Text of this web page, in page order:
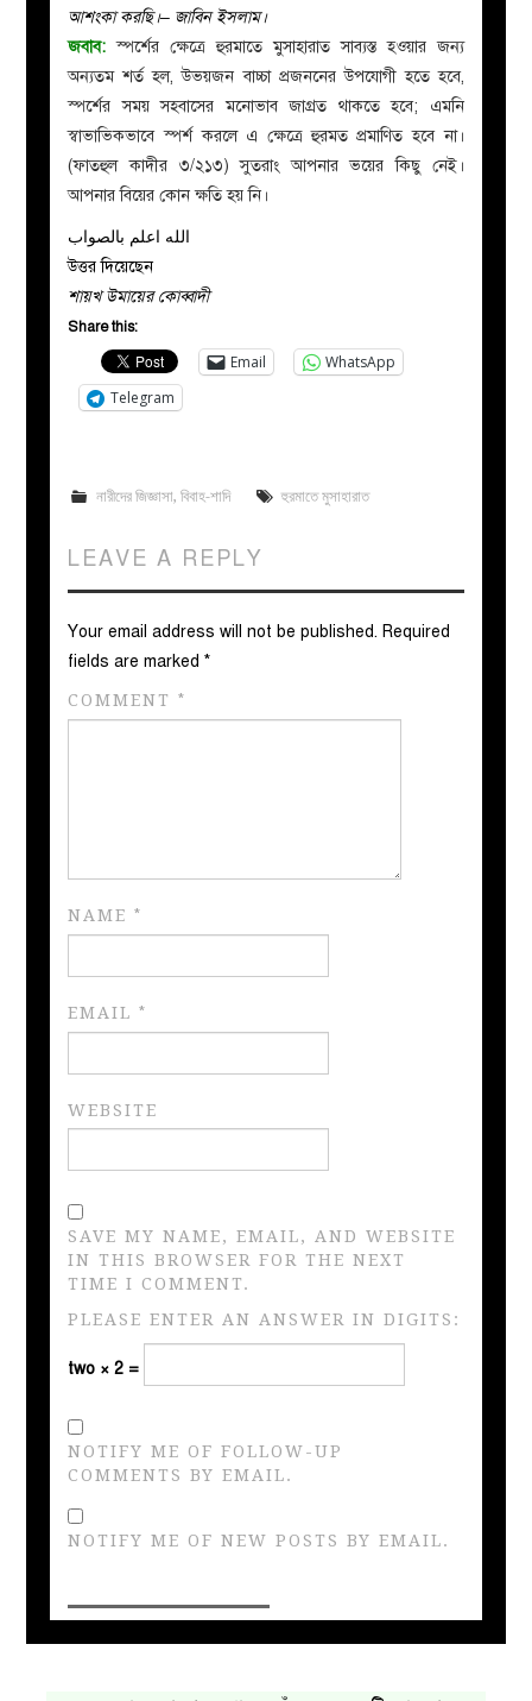
আশংকা করছি।– জাবিন ইসলাম।
জবাব:স্পর্শের ক্ষেত্রেহুরমাতে মুসাহারাতসাব্যস্তহওয়ার জন্য
অন্যতম শর্ত হল, উভয়জন বাচ্চা প্রজননের উপযোগী হতে হবে,
স্পর্শের সময় সহবাসের মনোভাব জাগ্রত থাকতে হবে; এমনি
স্বাভাভিকভাবে স্পর্শ করলে এ ক্ষেত্রে হুরমত প্রমাণিত হবে না।
(ফাতহুল কাদীর ৩/২১৩) সুতরাং আপনার ভয়ের কিছু নেই।
আপনার বিয়ের কোন ক্ষতি হয় নি ।
الله اعلم بالصواب
উত্তর দিয়েছেন
শায়খ উমায়ের কোব্বাদী
Share this:
Email
WhatsApp
Telegram
নারীদের জিজ্ঞাসা, বিবাহ-শাদি হুরমাতে মুসাহারাত
LEAVE A REPLY
Your email address will not be published. Required
fields are marked*
COMMENT*
NAME*
EMAIL*
WEBSITE
SAVE MY NAME, EMAIL, AND WEBSITE
IN THIS BROWSER FOR THE NEXT
TIME I COMMENT.
PLEASE ENTER AN ANSWER IN DIGITS:
two × 2 =
NOTIFY ME OF FOLLOW-UP
COMMENTS BY EMAIL.
NOTIFY ME OF NEW POSTS BY EMAIL.